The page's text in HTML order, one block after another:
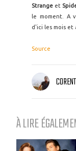
Strange et
le moment. A
d'ici les mois et
Source
À LIRE